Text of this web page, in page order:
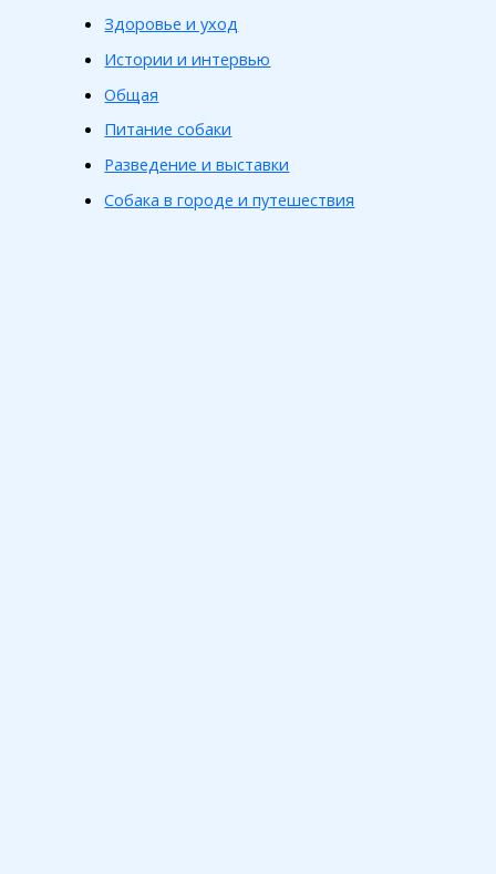
Здоровье и уход
Истории и интервью
Общая
Питание собаки
Разведение и выставки
Собака в городе и путешествия